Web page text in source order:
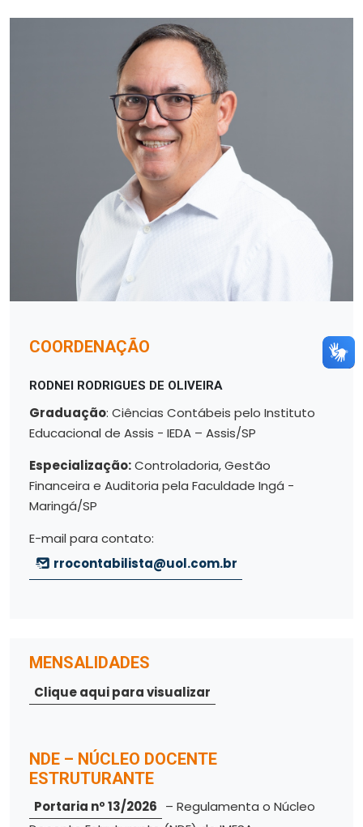
COORDENAÇÃO
RODNEI RODRIGUES DE OLIVEIRA
Graduação: Ciências Contábeis pelo Instituto
Educacional de Assis - IEDA – Assis/SP
Especialização:Controladoria, Gestão
Financeira e Auditoria pela Faculdade Ingá -
Maringá/SP
E-mail para contato:
rrocontabilista@uol.com.br
MENSALIDADES
Clique aqui para visualizar
NDE – NÚCLEO DOCENTE
ESTRUTURANTE
Portaria nº 13/2026 – Regulamenta o Núcleo